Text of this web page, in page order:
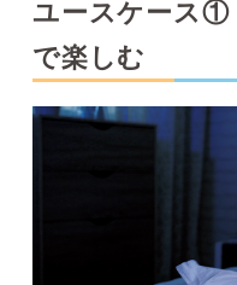
ユースケース
で楽しむ